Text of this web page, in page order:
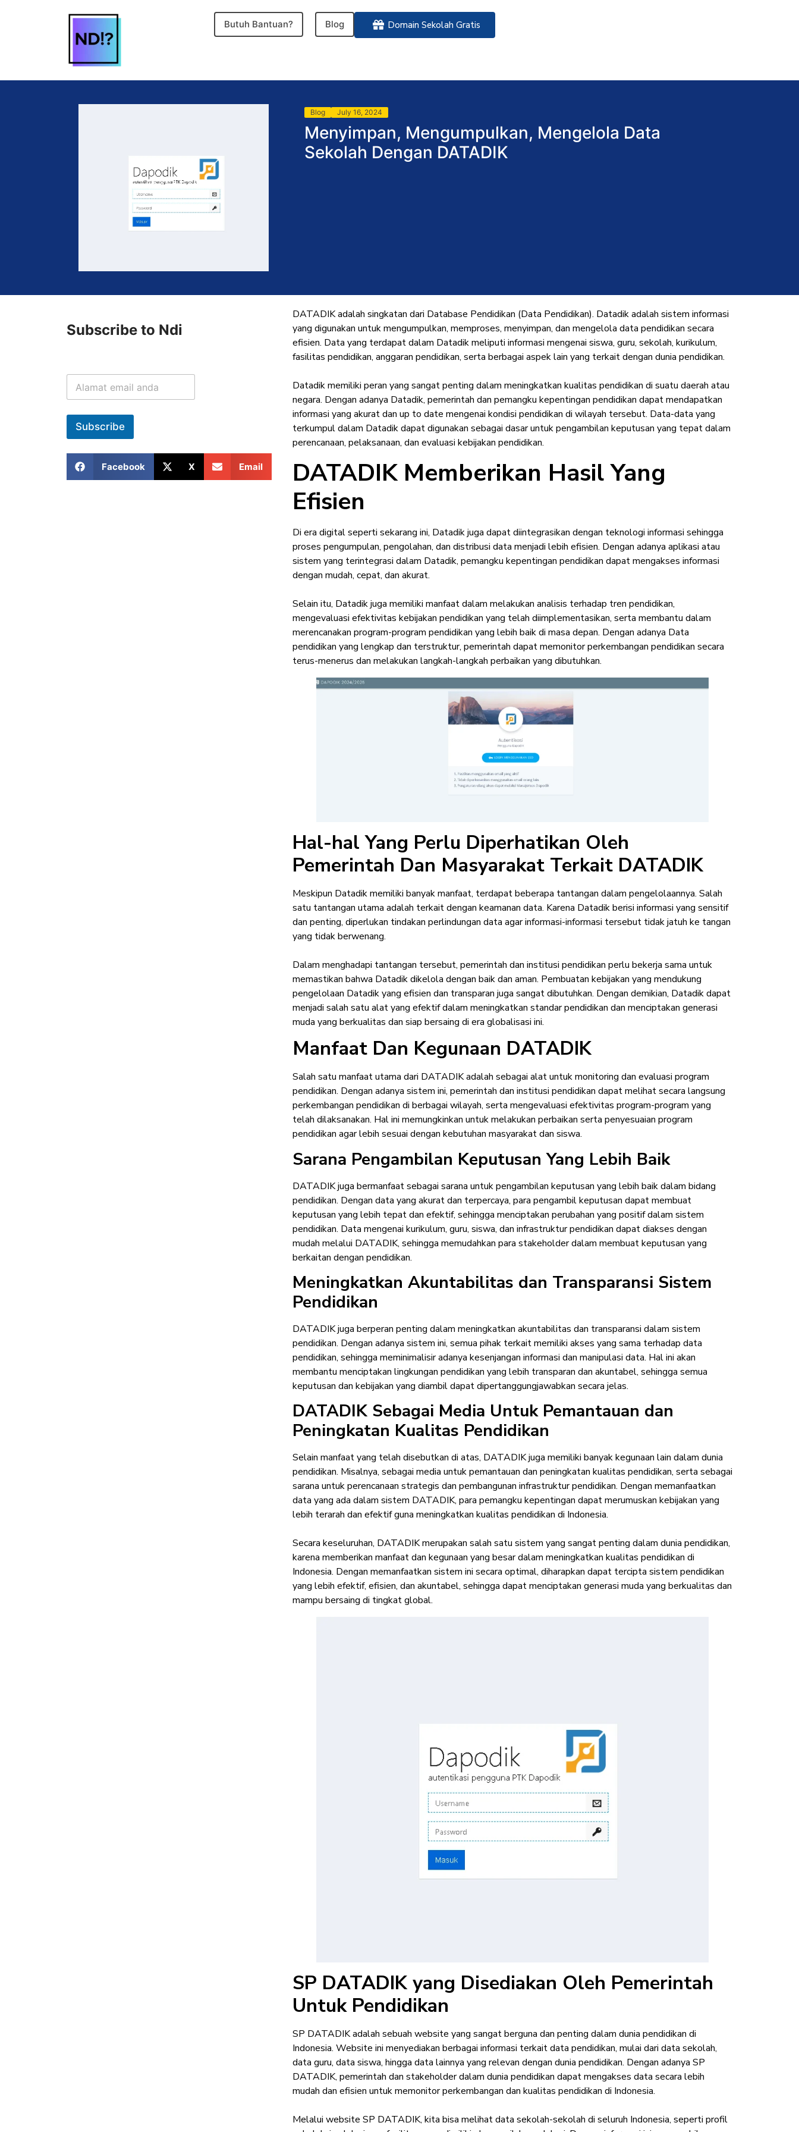
Butuh Bantuan? Blog Domain Sekolah Gratis
Blog July 16, 2024
Menyimpan, Mengumpulkan, Mengelola Data
Sekolah Dengan DATADIK
Subscribe to Ndi
Subscribe
Facebook X Email
DATADIK adalah singkatan dari Database Pendidikan (Data Pendidikan). Datadik adalah sistem informasi
yang digunakan untuk mengumpulkan, memproses, menyimpan, dan mengelola data pendidikan secara
efisien. Data yang terdapat dalam Datadik meliputi informasi mengenai siswa, guru, sekolah, kurikulum,
fasilitas pendidikan, anggaran pendidikan, serta berbagai aspek lain yang terkait dengan dunia pendidikan.
Datadik memiliki peran yang sangat penting dalam meningkatkan kualitas pendidikan di suatu daerah atau
negara. Dengan adanya Datadik, pemerintah dan pemangku kepentingan pendidikan dapat mendapatkan
informasi yang akurat dan up to date mengenai kondisi pendidikan di wilayah tersebut. Data-data yang
terkumpul dalam Datadik dapat digunakan sebagai dasar untuk pengambilan keputusan yang tepat dalam
perencanaan, pelaksanaan, dan evaluasi kebijakan pendidikan.
DATADIK Memberikan Hasil Yang
Efisien
Di era digital seperti sekarang ini, Datadik juga dapat diintegrasikan dengan teknologi informasi sehingga
proses pengumpulan, pengolahan, dan distribusi data menjadi lebih efisien. Dengan adanya aplikasi atau
sistem yang terintegrasi dalam Datadik, pemangku kepentingan pendidikan dapat mengakses informasi
dengan mudah, cepat, dan akurat.
Selain itu, Datadik juga memiliki manfaat dalam melakukan analisis terhadap tren pendidikan,
mengevaluasi efektivitas kebijakan pendidikan yang telah diimplementasikan, serta membantu dalam
merencanakan program-program pendidikan yang lebih baik di masa depan. Dengan adanya Data
pendidikan yang lengkap dan terstruktur, pemerintah dapat memonitor perkembangan pendidikan secara
terus-menerus dan melakukan langkah-langkah perbaikan yang dibutuhkan.
Hal-hal Yang Perlu Diperhatikan Oleh
Pemerintah Dan Masyarakat Terkait DATADIK
Meskipun Datadik memiliki banyak manfaat, terdapat beberapa tantangan dalam pengelolaannya. Salah
satu tantangan utama adalah terkait dengan keamanan data. Karena Datadik berisi informasi yang sensitif
dan penting, diperlukan tindakan perlindungan data agar informasi-informasi tersebut tidak jatuh ke tangan
yang tidak berwenang.
Dalam menghadapi tantangan tersebut, pemerintah dan institusi pendidikan perlu bekerja sama untuk
memastikan bahwa Datadik dikelola dengan baik dan aman. Pembuatan kebijakan yang mendukung
pengelolaan Datadik yang efisien dan transparan juga sangat dibutuhkan. Dengan demikian, Datadik dapat
menjadi salah satu alat yang efektif dalam meningkatkan standar pendidikan dan menciptakan generasi
muda yang berkualitas dan siap bersaing di era globalisasi ini.
Manfaat Dan Kegunaan DATADIK
Salah satu manfaat utama dari DATADIK adalah sebagai alat untuk monitoring dan evaluasi program
pendidikan. Dengan adanya sistem ini, pemerintah dan institusi pendidikan dapat melihat secara langsung
perkembangan pendidikan di berbagai wilayah, serta mengevaluasi efektivitas program-program yang
telah dilaksanakan. Hal ini memungkinkan untuk melakukan perbaikan serta penyesuaian program
pendidikan agar lebih sesuai dengan kebutuhan masyarakat dan siswa.
Sarana Pengambilan Keputusan Yang Lebih Baik
DATADIK juga bermanfaat sebagai sarana untuk pengambilan keputusan yang lebih baik dalam bidang
pendidikan. Dengan data yang akurat dan terpercaya, para pengambil keputusan dapat membuat
keputusan yang lebih tepat dan efektif, sehingga menciptakan perubahan yang positif dalam sistem
pendidikan. Data mengenai kurikulum, guru, siswa, dan infrastruktur pendidikan dapat diakses dengan
mudah melalui DATADIK, sehingga memudahkan para stakeholder dalam membuat keputusan yang
berkaitan dengan pendidikan.
Meningkatkan Akuntabilitas dan Transparansi Sistem
Pendidikan
DATADIK juga berperan penting dalam meningkatkan akuntabilitas dan transparansi dalam sistem
pendidikan. Dengan adanya sistem ini, semua pihak terkait memiliki akses yang sama terhadap data
pendidikan, sehingga meminimalisir adanya kesenjangan informasi dan manipulasi data. Hal ini akan
membantu menciptakan lingkungan pendidikan yang lebih transparan dan akuntabel, sehingga semua
keputusan dan kebijakan yang diambil dapat dipertanggungjawabkan secara jelas.
DATADIK Sebagai Media Untuk Pemantauan dan
Peningkatan Kualitas Pendidikan
Selain manfaat yang telah disebutkan di atas, DATADIK juga memiliki banyak kegunaan lain dalam dunia
pendidikan. Misalnya, sebagai media untuk pemantauan dan peningkatan kualitas pendidikan, serta sebagai
sarana untuk perencanaan strategis dan pembangunan infrastruktur pendidikan. Dengan memanfaatkan
data yang ada dalam sistem DATADIK, para pemangku kepentingan dapat merumuskan kebijakan yang
lebih terarah dan efektif guna meningkatkan kualitas pendidikan di Indonesia.
Secara keseluruhan, DATADIK merupakan salah satu sistem yang sangat penting dalam dunia pendidikan,
karena memberikan manfaat dan kegunaan yang besar dalam meningkatkan kualitas pendidikan di
Indonesia. Dengan memanfaatkan sistem ini secara optimal, diharapkan dapat tercipta sistem pendidikan
yang lebih efektif, efisien, dan akuntabel, sehingga dapat menciptakan generasi muda yang berkualitas dan
mampu bersaing di tingkat global.
SP DATADIK yang Disediakan Oleh Pemerintah
Untuk Pendidikan
SP DATADIK adalah sebuah website yang sangat berguna dan penting dalam dunia pendidikan di
Indonesia. Website ini menyediakan berbagai informasi terkait data pendidikan, mulai dari data sekolah,
data guru, data siswa, hingga data lainnya yang relevan dengan dunia pendidikan. Dengan adanya SP
DATADIK, pemerintah dan stakeholder dalam dunia pendidikan dapat mengakses data secara lebih
mudah dan efisien untuk memonitor perkembangan dan kualitas pendidikan di Indonesia.
Melalui website SP DATADIK, kita bisa melihat data sekolah-sekolah di seluruh Indonesia, seperti profil